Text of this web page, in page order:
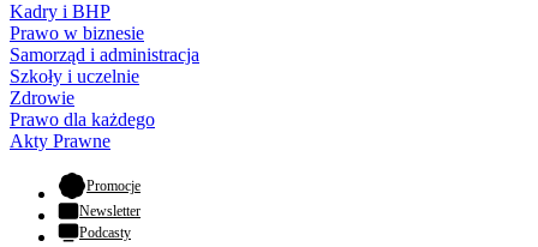
Kadry i BHP
Prawo w biznesie
Samorząd i administracja
Szkoły i uczelnie
Zdrowie
Prawo dla każdego
Akty Prawne
Promocje- otwiera się w nowej karcie
Newsletter
Podcasty